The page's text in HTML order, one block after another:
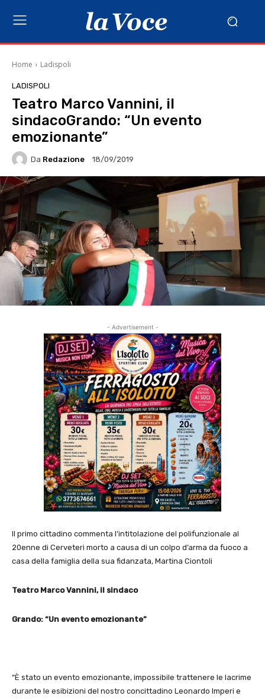
Home Ladispoli
LADISPOLI
Teatro Marco Vannini, il
sindacoGrando: “Un evento
emozionante”
Da Redazione 18/09/2019
- Advertisement -
Il primo cittadino commenta l’intitolazione del polifunzionale al
20enne di Cerveteri morto a causa di un colpo d’arma da fuoco a
casa della famiglia della sua fidanzata, Martina Ciontoli
Teatro Marco Vannini, il sindaco
Grando: “Un evento emozionante”
“È stato un evento emozionante, impossibile trattenere le lacrime
durante le esibizioni del nostro concittadino Leonardo Imperi e